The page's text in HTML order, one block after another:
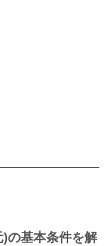
の基本条件を解